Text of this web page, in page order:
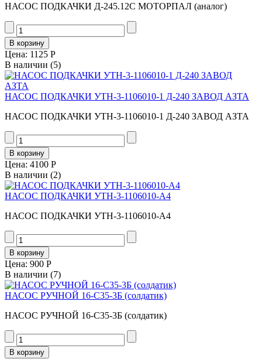
НАСОС ПОДКАЧКИ Д-245.12С МОТОРПАЛ (аналог)
Цена: 1125 Р
В наличии (5)
НАСОС ПОДКАЧКИ УТН-3-1106010-1 Д-240 ЗАВОД АЗТА
НАСОС ПОДКАЧКИ УТН-3-1106010-1 Д-240 ЗАВОД АЗТА
Цена: 4100 Р
В наличии (2)
НАСОС ПОДКАЧКИ УТН-3-1106010-А4
НАСОС ПОДКАЧКИ УТН-3-1106010-А4
Цена: 900 Р
В наличии (7)
НАСОС РУЧНОЙ 16-С35-3Б (солдатик)
НАСОС РУЧНОЙ 16-С35-3Б (солдатик)